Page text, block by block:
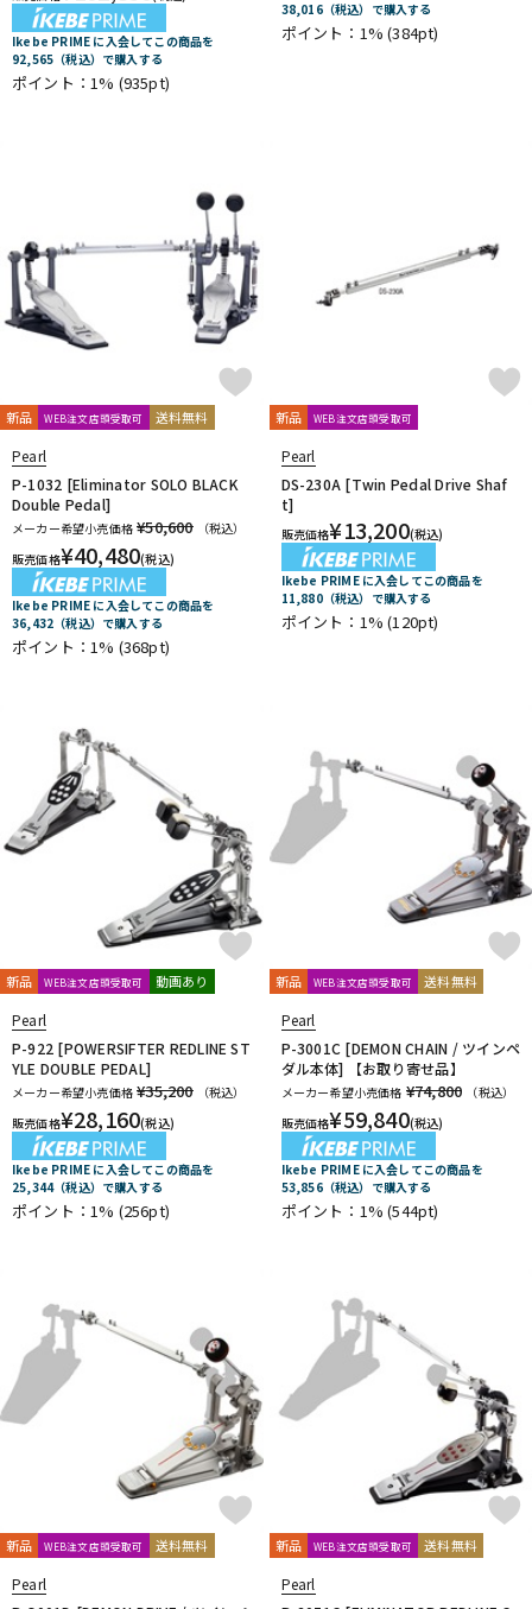
Ikebe PRIME に入会してこの商品を
92,565（税込）で購入する
ポイント：1% (935pt)
38,016（税込）で購入する
ポイント：1%(384pt)
新品 WEB注文店頭受取可 送料無料
Pearl
P-1032 [Eliminator SOLO BLACK
Double Pedal]
メーカー希望小売価格 ¥50,600
（税込）
販売価格¥40,480(税込)
Ikebe PRIME に入会してこの商品を
36,432（税込）で購入する
ポイント：1% (368pt)
新品 WEB注文店頭受取可
Pearl
DS-230A [Twin Pedal Drive Shaf
t]
販売価格¥13,200(税込)
Ikebe PRIME に入会してこの商品を
11,880（税込）で購入する
ポイント：1%(120pt)
新品 WEB注文店頭受取可 動画あり
Pearl
P-922 [POWERSIFTER REDLINE ST
YLE DOUBLE PEDAL]
メーカー希望小売価格 ¥35,200
（税込）
販売価格¥28,160(税込)
Ikebe PRIME に入会してこの商品を
25,344（税込）で購入する
ポイント：1% (256pt)
新品 WEB注文店頭受取可 送料無料
Pearl
P-3001C [DEMON CHAIN / ツインペ
ダル本体] 【お取り寄せ品】
メーカー希望小売価格 ¥74,800
（税込）
販売価格¥59,840(税込)
Ikebe PRIME に入会してこの商品を
53,856（税込）で購入する
ポイント：1%(544pt)
新品 WEB注文店頭受取可 送料無料
Pearl
新品 WEB注文店頭受取可 送料無料
Pearl